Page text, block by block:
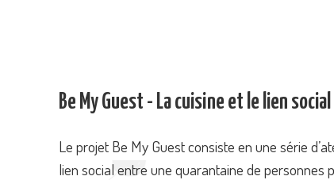
Be My Guest - La cuisine et le lien social
Le projet Be My Guest consiste en une série
lien social entre une quarantaine de